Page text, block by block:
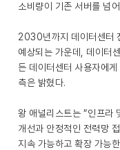
소비량이 기존 서버를 넘
2030년까지 데이터센터
예상되는 가운데, 데이터
든 데이터센터 사용자에
측은 밝혔다.
왕 애널리스트는 “인프라
개선과 안정적인 전력망
지속 가능하고 확장 가능